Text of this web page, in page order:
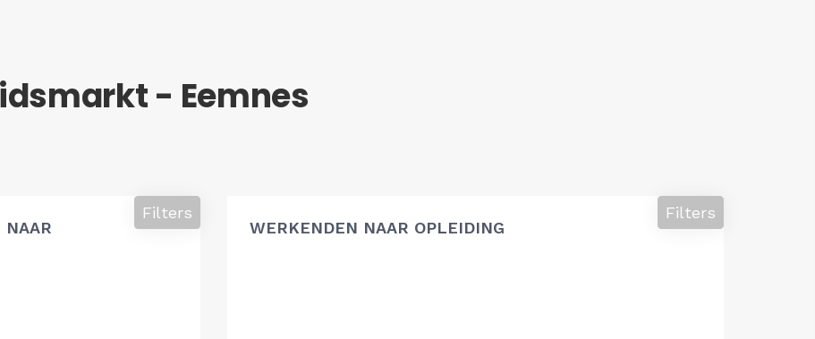
- Eemnes
NAAR
Filters
WERKENDEN NAAR OPLEIDING
Filters